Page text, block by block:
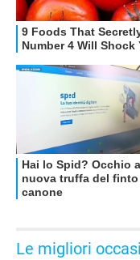
OFFERTE
Le migliori